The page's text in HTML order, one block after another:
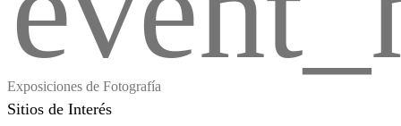
Exposiciones de Fotografía
Sitios de Interés